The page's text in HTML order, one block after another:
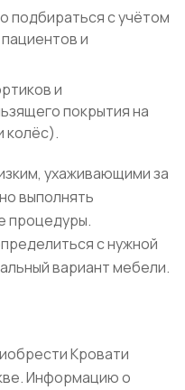
подбираться с учётом
и
и
покрытия на
колёс).
ухаживающими за
выполнять
процедуры.
с нужной
вариант мебели.
Кровати
Информацию о